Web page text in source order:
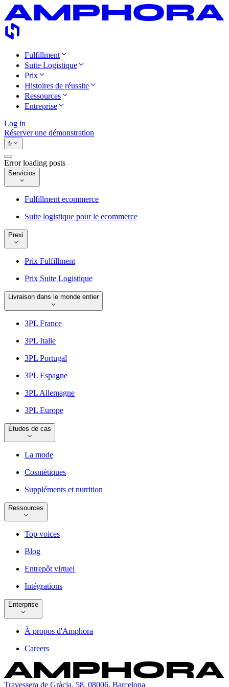
Fulfillment
Suite Logistique
Prix
Histoires de réussite
Ressources
Entreprise
Log in
Réserver une démonstration
fr
Error loading posts
Servicios
Fulfillment ecommerce
Suite logistique pour le ecommerce
Prexi
Prix Fulfillment
Prix Suite Logistique
Livraison dans le monde entier
3PL France
3PL Italie
3PL Portugal
3PL Espagne
3PL Allemagne
3PL Europe
Études de cas
La mode
Cosmétiques
Suppléments et nutrition
Ressources
Top voices
Blog
Entrepôt virtuel
Intégrations
Enterprise
À propos d'Amphora
Careers
Travessera de Gràcia, 58, 08006, Barcelona